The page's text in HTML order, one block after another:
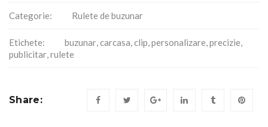
Categorie: Rulete de buzunar
Etichete: buzunar,carcasa,clip,personalizare,precizie,
publicitar,rulete
Share: